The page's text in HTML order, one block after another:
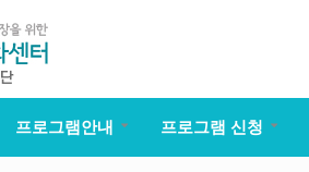
프로그램안내 프로그램 신청